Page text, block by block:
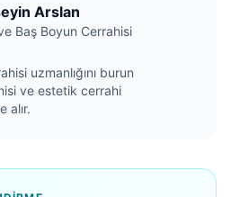
Arslan
Baş Boyun Cerrahisi
uzmanlığını burun
ve estetik cerrahi
alır.